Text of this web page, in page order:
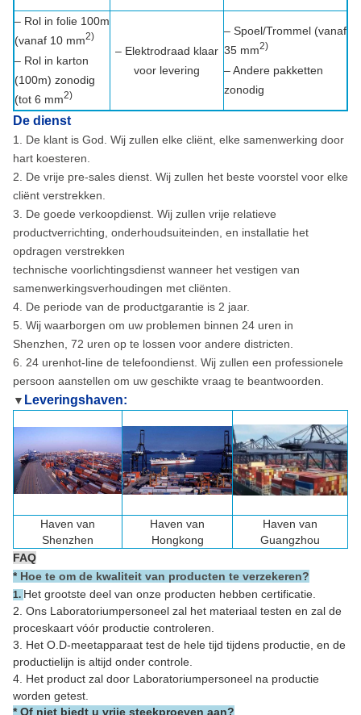
– Rol in folie 100m
(vanaf 10 mm2)
– Rol in karton
(100m) zonodig
(tot 6 mm2)
– Elektrodraad klaar
voor levering
– Spoel/Trommel (vanaf
35 mm2)
– Andere pakketten
zonodig
De dienst
1. De klant is God. Wij zullen elke cliënt, elke samenwerking door
hart koesteren.
2. De vrije pre-sales dienst. Wij zullen het beste voorstel voor elke
cliënt verstrekken.
3. De goede verkoopdienst. Wij zullen vrije relatieve
productverrichting, onderhoudsuiteinden, en installatie het
opdragen verstrekken
technische voorlichtingsdienst wanneer het vestigen van
samenwerkingsverhoudingen met cliënten.
4. De periode van de productgarantie is 2 jaar.
5. Wij waarborgen om uw problemen binnen 24 uren in
Shenzhen, 72 uren op te lossen voor andere districten.
6. 24 urenhot-line de telefoondienst. Wij zullen een professionele
persoon aanstellen om uw geschikte vraag te beantwoorden.
▼ Leveringshaven:
Haven van
Shenzhen
Haven van
Hongkong
Haven van
Guangzhou
FAQ
* Hoe te om de kwaliteit van producten te verzekeren?
1. Het grootste deel van onze producten hebben certificatie.
2. Ons Laboratoriumpersoneel zal het materiaal testen en zal de
proceskaart vóór productie controleren.
3. Het O.D-meetapparaat test de hele tijd tijdens productie, en de
productielijn is altijd onder controle.
4. Het product zal door Laboratoriumpersoneel na productie
worden getest.
* Of niet biedt u vrije steekproeven aan?